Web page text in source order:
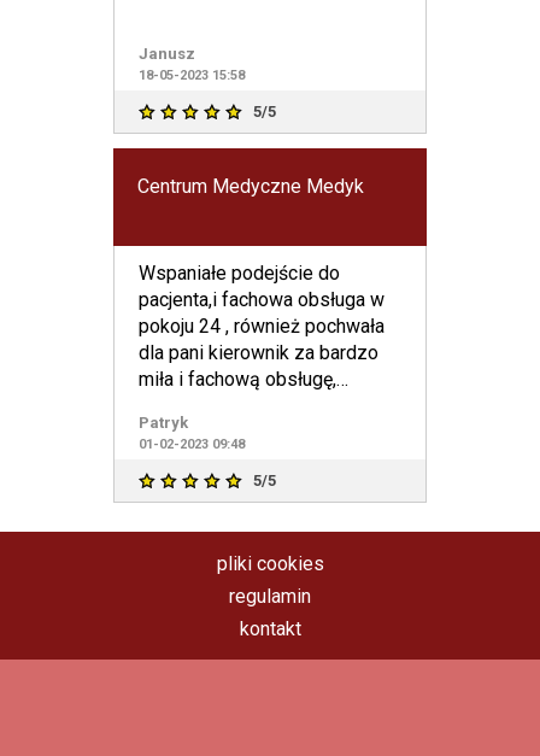
Janusz
18-05-2023 15:58
5/5
Centrum Medyczne Medyk
Wspaniałe podejście do
pacjenta,i fachowa obsługa w
pokoju 24 , również pochwała
dla pani kierownik za bardzo
miła i fachową obsługę,
Patryk
01-02-2023 09:48
5/5
pliki cookies
regulamin
kontakt